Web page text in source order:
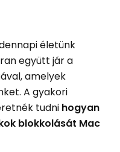
életünk
együtt jár a
amelyek
A gyakori
tudni hogyan
blokkolását Mac